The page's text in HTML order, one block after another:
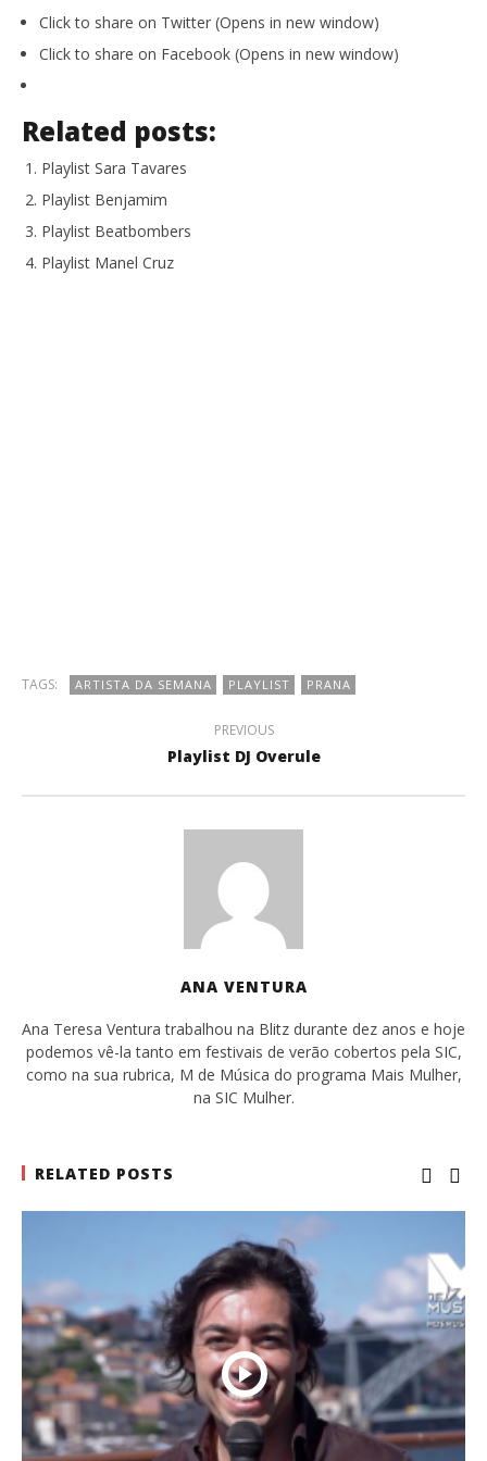
Click to share on Twitter (Opens in new window)
Click to share on Facebook (Opens in new window)
Related posts:
Playlist Sara Tavares
Playlist Benjamim
Playlist Beatbombers
Playlist Manel Cruz
TAGS: ARTISTA DA SEMANA PLAYLIST PRANA
PREVIOUS
Playlist DJ Overule
ANA VENTURA
Ana Teresa Ventura trabalhou na Blitz durante dez anos e hoje
podemos vê-la tanto em festivais de verão cobertos pela SIC,
como na sua rubrica, M de Música do programa Mais Mulher,
na SIC Mulher.
RELATED POSTS